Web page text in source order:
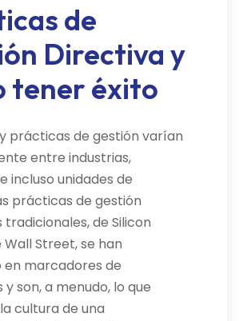
de
Directiva y
tener éxito
prácticas de gestión varían
entre industrias,
incluso unidades de
prácticas de gestión
de Silicon
Wall Street, se han
marcadores de
son, a menudo, lo que
cultura de una